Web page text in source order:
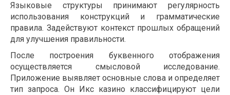
Языковые структуры принимают регулярность
использования конструкций и грамматические
правила. Задействуют контекст прошлых обращений
для улучшения правильности.
После построения буквенного отображения
осуществляется смысловой исследование.
Приложение выявляет основные слова и определяет
тип запроса. Он Икс казино классифицируют цели